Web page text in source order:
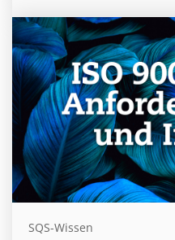
SQS-Wissen